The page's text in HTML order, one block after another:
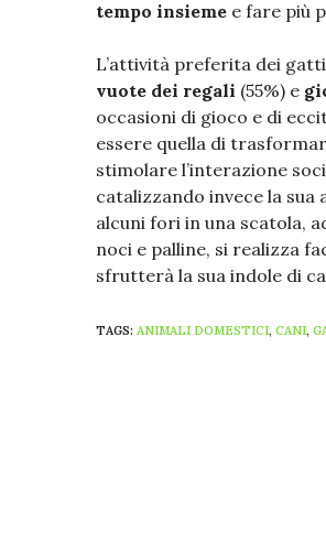
tempo insieme e fare più
L’attività preferita dei
vuote dei regali (55%) e
occasioni di gioco e di
essere quella di
stimolare l’interazione
catalizzando invece la sua
alcuni fori in una scatola,
noci e palline, si realizza
sfrutterà la sua indole di
TAGS: ANIMALI DOMESTICI, CANI,